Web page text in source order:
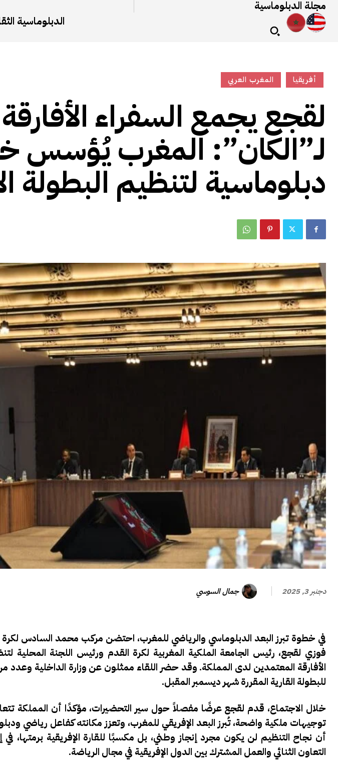
مجلة الدبلوماسية
الدبلوماسية
أفريقيا المغرب العربي
لقجع يجمع السفراء
لـ”الكان”: المغرب يُؤسس
دبلوماسية لتنظيم البطولة
دجنبر 3, 2025 جمال السوسي
في خطوة تبرز البعد الدبلوماسي والرياضي للمغرب، احتضن مركب محمد السادس لكرة
الأفارقة المعتمدين لدى المملكة. وقد حضر اللقاء ممثلون عن وزارة الداخلية وعدد
للبطولة القارية المقررة شهر ديسمبر المقبل.
خلال الاجتماع، قدم لقجع عرضًا مفصلاً حول سير التحضيرات، مؤكدًا أن المملكة
توجيهات ملكية واضحة، تُبرز البعد الإفريقي للمغرب، وتعزز مكانته كفاعل رياضي
أن نجاح التنظيم لن يكون مجرد إنجاز وطني، بل مكسبًا للقارة الإفريقية برمتها،
التعاون الثنائي والعمل المشترك بين الدول الإفريقية في مجال الرياضة.